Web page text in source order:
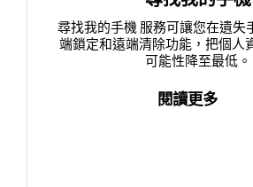
尋找我的手機 服務可讓您在遺失
端鎖定和遠端清除功能，把個人
可能性降至最低。
閱讀更多